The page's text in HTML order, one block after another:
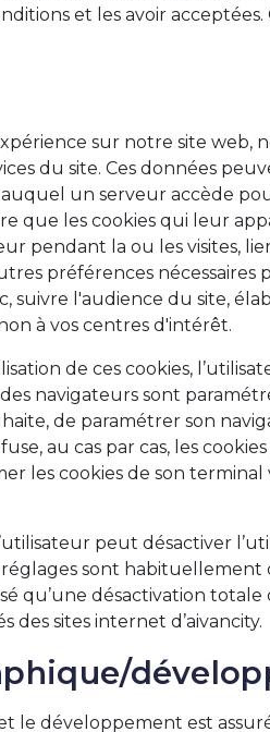
et les avoir
sur notre site web,
du site. Ces données
un serveur accède
que les cookies qui leur
pendant la ou les visites,
préférences
suivre l'audience du site,
à vos centres d'intérêt.
de ces cookies,
navigateurs sont
de paramétrer son
au cas par cas, les
les cookies de son
peut désactiver
sont habituellement
qu’une désactivation totale
des sites internet d’aivancity.
le développement est